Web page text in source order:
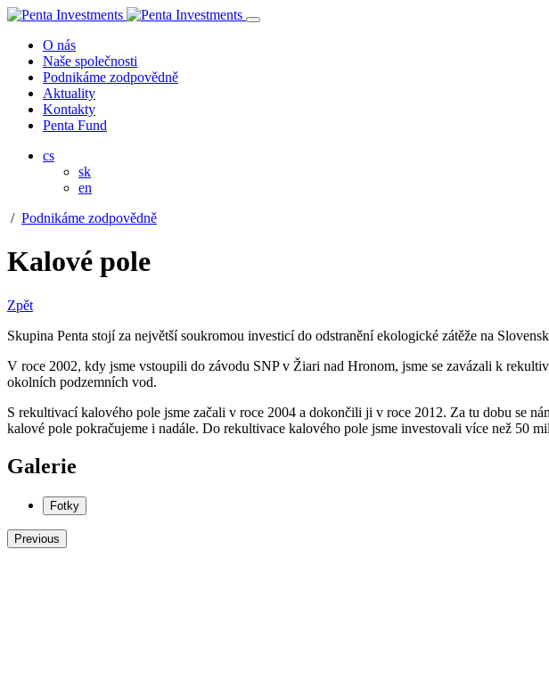
O nás
Naše společnosti
Podnikáme zodpovědně
Aktuality
Kontakty
Penta Fund
cs
sk
en
/ Podnikáme zodpovědně
Kalové pole
Zpět
Skupina Penta stojí za největší soukromou investicí do odstranění ekologické zátěže na
V roce 2002, kdy jsme vstoupili do závodu SNP v Žiari nad Hronom, jsme se zavázali k
okolních podzemních vod.
S rekultivací kalového pole jsme začali v roce 2004 a dokončili ji v roce 2012. Za tu dobu se
kalové pole pokračujeme i nadále. Do rekultivace kalového pole jsme investovali více než
Galerie
Fotky
Previous